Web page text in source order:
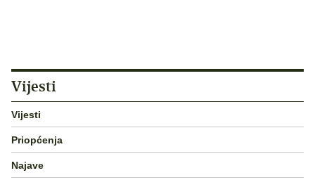
Vijesti
Vijesti
Priopćenja
Najave